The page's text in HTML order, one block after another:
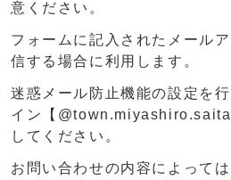
意ください。
フォームに記入されたメール
信する場合に利用します。
迷惑メール防止機能の設定を
イン【
してください。
お問い合わせの内容によって